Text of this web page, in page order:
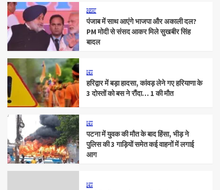
पंजाब
पंजाब में साथ आएंगे भाजपा और अकाली दल?
PM मोदी से संसद आकर मिले सुखबीर सिंह
बादल
देश
हरिद्वार में बड़ा हादसा, कांवड़ लेने गए हरियाणा के
3 दोस्तों को बस ने रौंदा… 1 की मौत
देश
पटना में युवक की मौत के बाद हिंसा, भीड़ ने
पुलिस की 3 गाड़ियों समेत कई वाहनों में लगाई
आग
देश